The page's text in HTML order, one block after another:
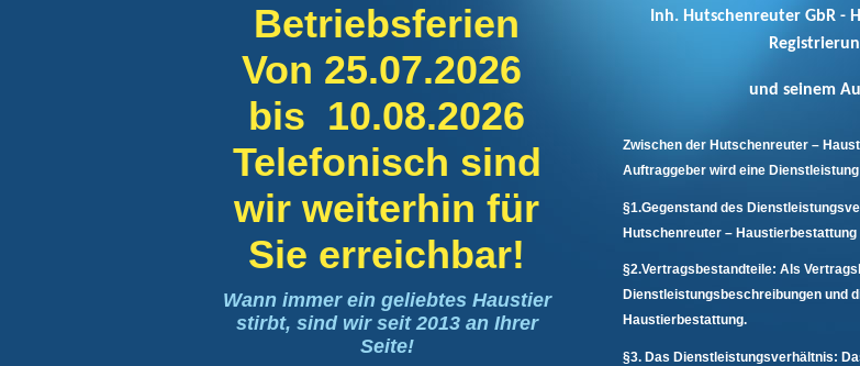
Inh. Hutschenreuter GbR -
und seinem
Zwischen der Hutschenreuter –
Auftraggeber wird eine
§1.Gegenstand des
Hutschenreuter –
§2.Vertragsbestandteile: Als
Dienstleistungsbeschreibungen und
Haustierbestattung.
§3. Das Dienstleistungsverhältnis:
Betriebsferien
Von 25.07.2026
bis 10.08.2026
Telefonisch sind
wir weiterhin für
Sie erreichbar!
Wann immer ein geliebtes Haustier
stirbt, sind wir seit 2013 an Ihrer
Seite!